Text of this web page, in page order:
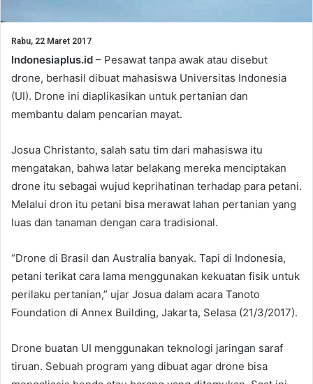
Rabu, 22 Maret 2017
Indonesiaplus.id – Pesawat tanpa awak atau disebut
drone, berhasil dibuat mahasiswa Universitas Indonesia
(UI). Drone ini diaplikasikan untuk pertanian dan
membantu dalam pencarian mayat.
Josua Christanto, salah satu tim dari mahasiswa itu
mengatakan, bahwa latar belakang mereka menciptakan
drone itu sebagai wujud keprihatinan terhadap para petani.
Melalui dron itu petani bisa merawat lahan pertanian yang
luas dan tanaman dengan cara tradisional.
“Drone di Brasil dan Australia banyak. Tapi di Indonesia,
petani terikat cara lama menggunakan kekuatan fisik untuk
perilaku pertanian,” ujar Josua dalam acara Tanoto
Foundation di Annex Building, Jakarta, Selasa (21/3/2017).
Drone buatan UI menggunakan teknologi jaringan saraf
tiruan. Sebuah program yang dibuat agar drone bisa